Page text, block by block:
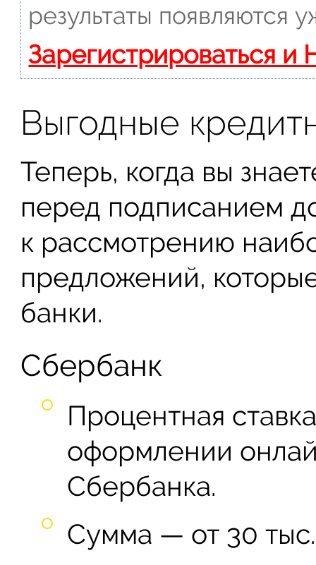
результаты появляются
Зарегистрироваться и
Выгодные
Теперь, когда вы
перед подписанием
к рассмотрению
предложений,
банки.
Сбербанк
Процентная
оформлении
Сбербанка.
Сумма — от 30